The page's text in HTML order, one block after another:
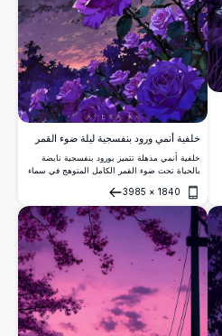
خلفية أنمي ورود بنفسجية ليلة ضوء القمر
خلفية أنمي مذهلة تتميز بورود بنفسجية نابضة
بالحياة تحت ضوء القمر الكامل المتوهج في سماء
ليلية مرصعة بالنجوم. مثالية لعشاق الجماليات
الوضوح.
1840
×
3985
فتح